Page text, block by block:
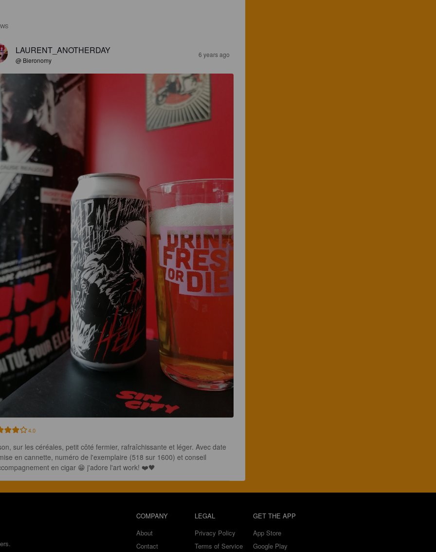
LAURENT_ANOTHERDAY
@ Bieronomy
6 years ago
4.0
sur les céréales, petit côté fermier, rafraîchissante et léger. Avec date
en cannette, numéro de l'exemplaire (518 sur 1600) et conseil
en cigar 😁 j'adore l'art work! ❤️🖤
COMPANY
About
Contact
LEGAL
Privacy Policy
Terms of Service
GET THE APP
App Store
Google Play